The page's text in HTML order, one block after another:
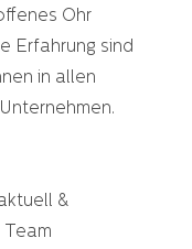
Ohr
Erfahrung sind
in allen
&
Team